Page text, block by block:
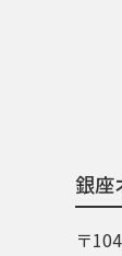
銀座
〒